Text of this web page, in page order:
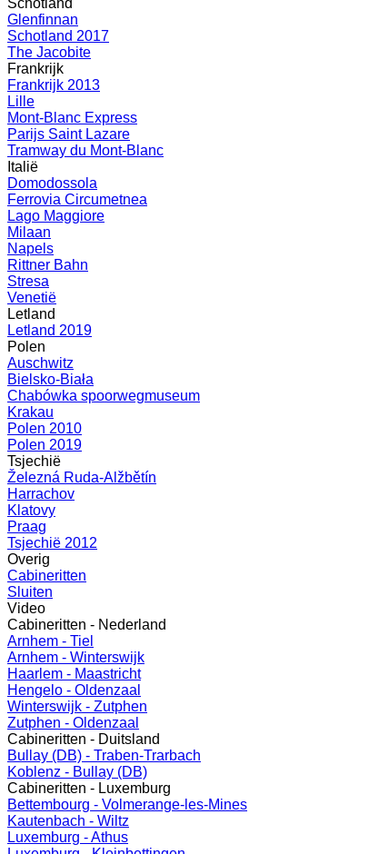
Schotland
Glenfinnan
Schotland 2017
The Jacobite
Frankrijk
Frankrijk 2013
Lille
Mont-Blanc Express
Parijs Saint Lazare
Tramway du Mont-Blanc
Italië
Domodossola
Ferrovia Circumetnea
Lago Maggiore
Milaan
Napels
Rittner Bahn
Stresa
Venetië
Letland
Letland 2019
Polen
Auschwitz
Bielsko-Biała
Chabówka spoorwegmuseum
Krakau
Polen 2010
Polen 2019
Tsjechië
Železná Ruda-Alžbětín
Harrachov
Klatovy
Praag
Tsjechië 2012
Overig
Cabineritten
Sluiten
Video
Cabineritten - Nederland
Arnhem - Tiel
Arnhem - Winterswijk
Haarlem - Maastricht
Hengelo - Oldenzaal
Winterswijk - Zutphen
Zutphen - Oldenzaal
Cabineritten - Duitsland
Bullay (DB) - Traben-Trarbach
Koblenz - Bullay (DB)
Cabineritten - Luxemburg
Bettembourg - Volmerange-les-Mines
Kautenbach - Wiltz
Luxemburg - Athus